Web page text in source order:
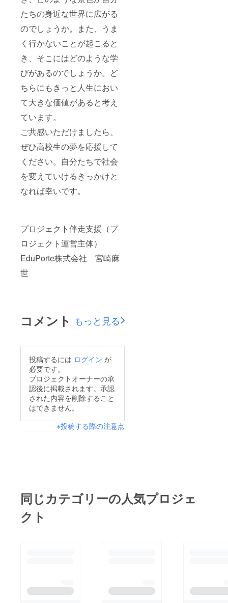
たちの身近な世界に広がる
のでしょうか。また、うま
く行かないことが起こると
き、そこにはどのような学
びがあるのでしょうか。ど
ちらにもきっと人生におい
て大きな価値があると考え
ています。
ご共感いただけましたら、
ぜひ高校生の夢を応援して
ください。自分たちで社会
を変えていけるきっかけと
なれば幸いです。
プロジェクト伴走支援（プ
ロジェクト運営主体）
EduPorte株式会社 宮崎麻
世
コメント もっと見る
投稿するには ログイン が
必要です。
プロジェクトオーナーの承
認後に掲載されます。承認
された内容を削除すること
はできません。
※投稿する際の注意点
同じカテゴリーの人気プロジェ
クト